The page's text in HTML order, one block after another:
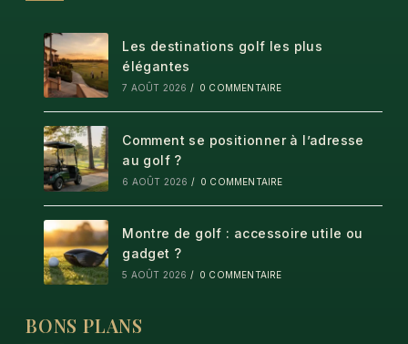
Les destinations golf les plus
élégantes
7 AOÛT 2026 / 0 COMMENTAIRE
Comment se positionner à l’adresse
au golf ?
6 AOÛT 2026 / 0 COMMENTAIRE
Montre de golf : accessoire utile ou
gadget ?
5 AOÛT 2026 / 0 COMMENTAIRE
BONS PLANS